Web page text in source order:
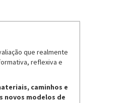
que realmente
reflexiva e
caminhos e
novos modelos de